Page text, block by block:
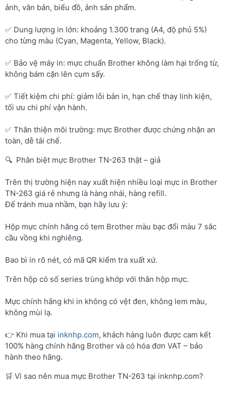
ảnh, văn bản, biểu đồ, ảnh sản phẩm.
✅ Dung lượng in lớn: khoảng 1.300 trang (A4, độ phủ 5%)
cho từng màu (Cyan, Magenta, Yellow, Black).
✅ Bảo vệ máy in: mực chuẩn Brother không làm hại trống từ,
không bám cặn lên cụm sấy.
✅ Tiết kiệm chi phí: giảm lỗi bản in, hạn chế thay linh kiện,
tối ưu chi phí vận hành.
✅ Thân thiện môi trường: mực Brother được chứng nhận an
toàn, dễ tái chế.
🔍 Phân biệt mực Brother TN-263 thật – giả
Trên thị trường hiện nay xuất hiện nhiều loại mực in Brother
TN-263 giá rẻ nhưng là hàng nhái, hàng refill.
Để tránh mua nhầm, bạn hãy lưu ý:
Hộp mực chính hãng có tem Brother màu bạc đổi màu 7 sắc
cầu vồng khi nghiêng.
Bao bì in rõ nét, có mã QR kiểm tra xuất xứ.
Trên hộp có số series trùng khớp với thân hộp mực.
Mực chính hãng khi in không có vệt đen, không lem màu,
không mùi lạ.
👉 Khi mua tại inknhp.com, khách hàng luôn được cam kết
100% hàng chính hãng Brother và có hóa đơn VAT – bảo
hành theo hãng.
🛒 Vì sao nên mua mực Brother TN-263 tại inknhp.com?